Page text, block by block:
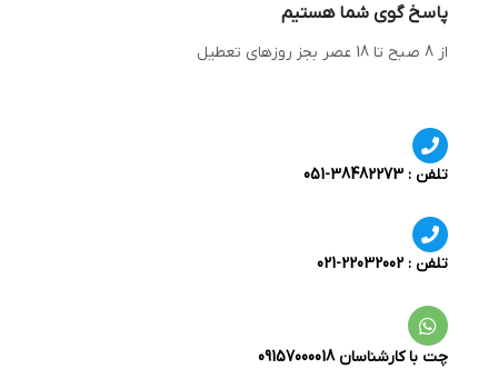
پاسخ گوی شما هستیم
از 8 صبح تا 18 عصر بجز روزهای تعطیل
تلفن : 38482273-051
تلفن : 22032002-021
چت با کارشناسان 09157000018